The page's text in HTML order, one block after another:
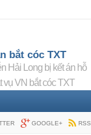
bắt cóc TXT
Hải Long bị kết án hỗ
vụ VN bắt cóc TXT
GOOGLE+ RSS